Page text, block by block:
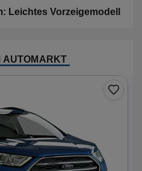
Leichtes Vorzeigemodell
AUTOMARKT